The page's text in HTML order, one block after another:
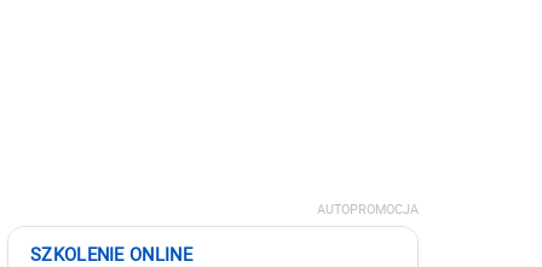
AUTOPROMOCJA
SZKOLENIE ONLINE